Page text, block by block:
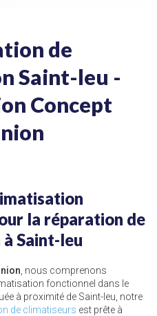
de
Saint-leu -
Concept
la réparation de
Saint-leu
, nous comprenons
fonctionnel dans le
à proximité de Saint-leu, notre
de climatiseurs est prête à